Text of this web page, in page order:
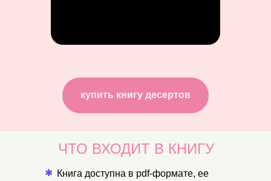
купить книгу десертов
ЧТО ВХОДИТ В КНИГУ
Книга доступна в pdf-формате, ее
✱